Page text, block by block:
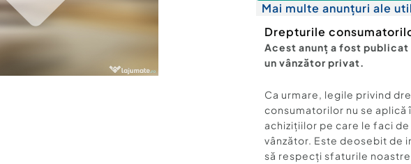
Mai multe anunțuri ale
Drepturile
Acest anunț a fost publicat
un vânzător privat.
Ca urmare, legile privind
consumatorilor nu se aplică
achizițiilor pe care le faci de
vânzător. Este deosebit de
să respecți sfaturile